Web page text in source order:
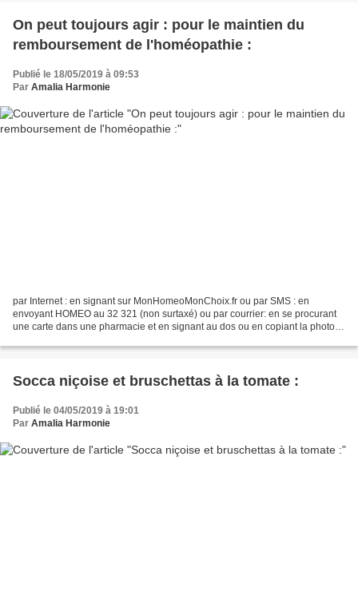
On peut toujours agir : pour le maintien du
remboursement de l'homéopathie :
Publié le 18/05/2019 à 09:53
Par Amalia Harmonie
par Internet : en signant sur MonHomeoMonChoix.fr ou par SMS : en
envoyant HOMEO au 32 321 (non surtaxé) ou par courrier: en se procurant
une carte dans une pharmacie et en signant au dos ou en copiant la photo (
Socca niçoise et bruschettas à la tomate :
Publié le 04/05/2019 à 19:01
Par Amalia Harmonie